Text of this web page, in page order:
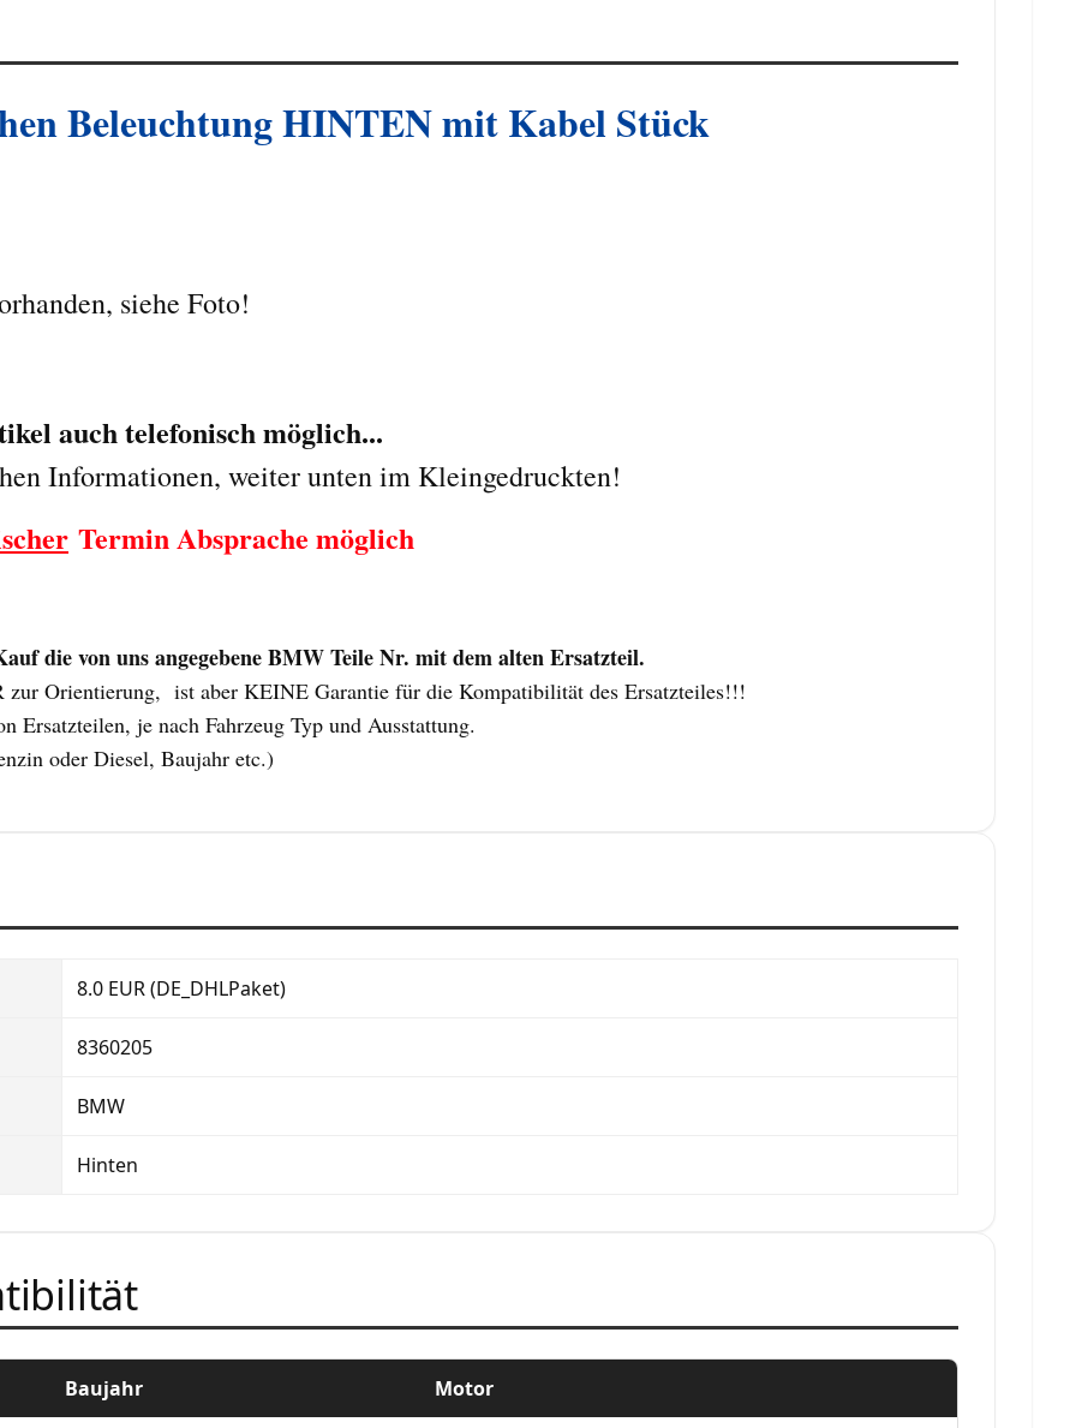
BeleuchtungHINTEN mit Kabel Stück
siehe Foto!
auch telefonisch möglich...
Informationen, weiter unten im Kleingedruckten!
Termin Absprache möglich
die von uns angegebene BMW Teile Nr. mit dem alten Ersatzteil.
zur Orientierung, ist aber KEINE Garantie für die Kompatibilität des Ersatzteiles!!!
Ersatzteilen, je nach Fahrzeug Typ und Ausstattung.
oder Diesel, Baujahr etc.)
8.0 EUR (DE_DHLPaket)
8360205
BMW
Hinten
Baujahr Motor